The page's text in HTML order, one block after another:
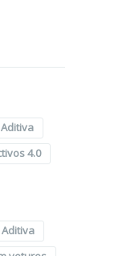
4.0